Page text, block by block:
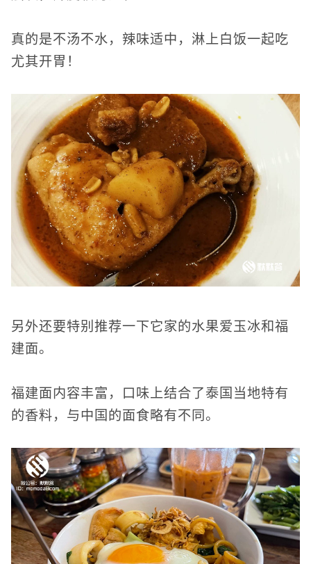
真的是不汤不水，辣味适中，淋上白饭一起吃
尤其开胃！
另外还要特别推荐一下它家的水果爱玉冰和福
建面。
福建面内容丰富，口味上结合了泰国当地特有
的香料，与中国的面食略有不同。